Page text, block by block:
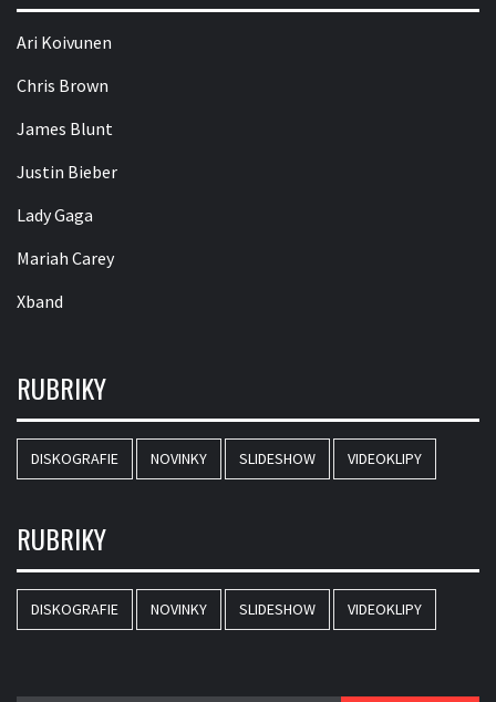
Ari Koivunen
Chris Brown
James Blunt
Justin Bieber
Lady Gaga
Mariah Carey
Xband
RUBRIKY
DISKOGRAFIE NOVINKY SLIDESHOW VIDEOKLIPY
RUBRIKY
DISKOGRAFIE NOVINKY SLIDESHOW VIDEOKLIPY